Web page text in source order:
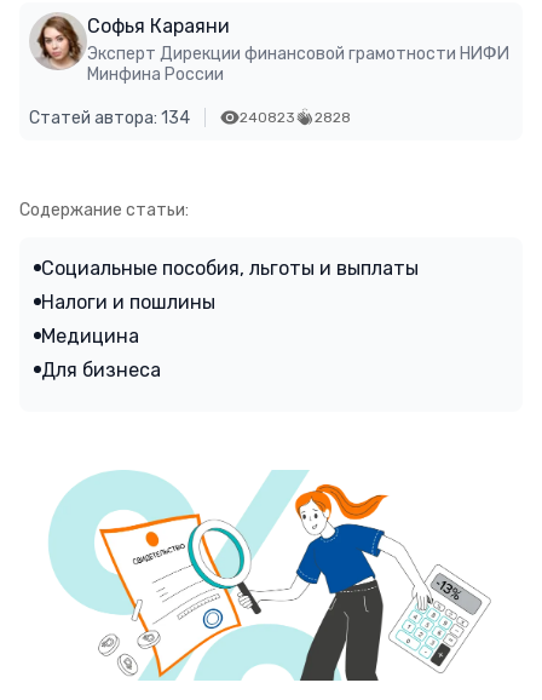
Софья Караяни
Эксперт Дирекции финансовой грамотности НИФИ
Минфина России
Статей автора: 134 240823 2828
Содержание статьи:
Социальные пособия, льготы и выплаты
Налоги и пошлины
Медицина
Для бизнеса